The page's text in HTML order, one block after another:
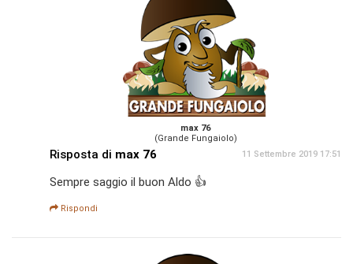
max 76
(Grande Fungaiolo)
Risposta di max 76 11 Settembre 2019 17:51
Sempre saggio il buon Aldo 👍
Rispondi